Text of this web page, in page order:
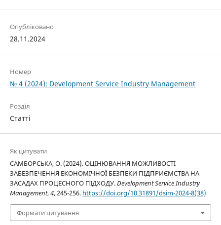
Опубліковано
28.11.2024
Номер
№ 4 (2024): Development Service Industry Management
Розділ
Статті
Як цитувати
САМБОРСЬКА, О. (2024). ОЦІНЮВАННЯ МОЖЛИВОСТІ
ЗАБЕЗПЕЧЕННЯ ЕКОНОМІЧНОЇ БЕЗПЕКИ ПІДПРИЄМСТВА НА
ЗАСАДАХ ПРОЦЕСНОГО ПІДХОДУ.Development Service Industry
Management,4, 245-256. https://doi.org/10.31891/dsim-2024-8(38)
Формати цитування